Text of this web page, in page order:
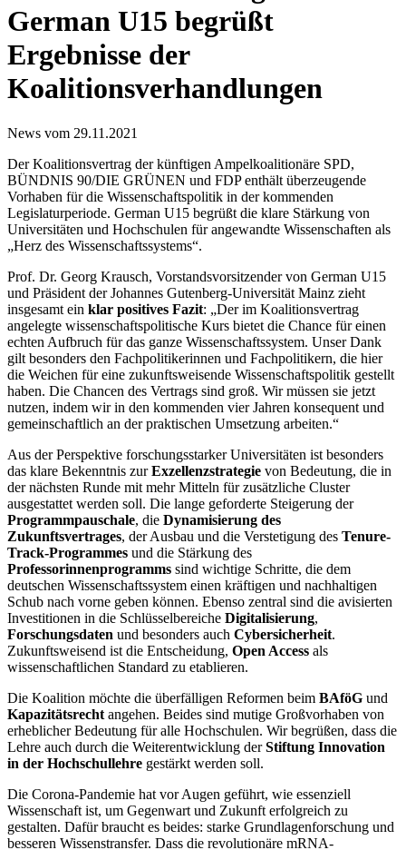
German U15 begrüßt
Ergebnisse der
Koalitionsverhandlungen
News vom 29.11.2021
Der Koalitionsvertrag der künftigen Ampelkoalitionäre SPD,
BÜNDNIS 90/DIE GRÜNEN und FDP enthält überzeugende
Vorhaben für die Wissenschaftspolitik in der kommenden
Legislaturperiode. German U15 begrüßt die klare Stärkung von
Universitäten und Hochschulen für angewandte Wissenschaften als
„Herz des Wissenschaftssystems“.
Prof. Dr. Georg Krausch, Vorstandsvorsitzender von German U15
und Präsident der Johannes Gutenberg-Universität Mainz zieht
insgesamt ein klar positives Fazit: „Der im Koalitionsvertrag
angelegte wissenschaftspolitische Kurs bietet die Chance für einen
echten Aufbruch für das ganze Wissenschaftssystem. Unser Dank
gilt besonders den Fachpolitikerinnen und Fachpolitikern, die hier
die Weichen für eine zukunftsweisende Wissenschaftspolitik gestellt
haben. Die Chancen des Vertrags sind groß. Wir müssen sie jetzt
nutzen, indem wir in den kommenden vier Jahren konsequent und
gemeinschaftlich an der praktischen Umsetzung arbeiten.“
Aus der Perspektive forschungsstarker Universitäten ist besonders
das klare Bekenntnis zurExzellenzstrategie von Bedeutung, die in
der nächsten Runde mit mehr Mitteln für zusätzliche Cluster
ausgestattet werden soll. Die lange geforderte Steigerung der
Programmpauschale, die Dynamisierung des
Zukunftsvertrages, der Ausbau und die Verstetigung des Tenure-
Track-Programmes und die Stärkung des
Professorinnenprogramms sind wichtige Schritte, die dem
deutschen Wissenschaftssystem einen kräftigen und nachhaltigen
Schub nach vorne geben können. Ebenso zentral sind die avisierten
Investitionen in die Schlüsselbereiche Digitalisierung,
Forschungsdaten und besonders auch Cybersicherheit.
Zukunftsweisend ist die Entscheidung, Open Access als
wissenschaftlichen Standard zu etablieren.
Die Koalition möchte die überfälligen Reformen beim BAföG und
Kapazitätsrecht angehen. Beides sind mutige Großvorhaben von
erheblicher Bedeutung für alle Hochschulen. Wir begrüßen, dass die
Lehre auch durch die Weiterentwicklung derStiftung Innovation
in der Hochschullehre gestärkt werden soll.
Die Corona-Pandemie hat vor Augen geführt, wie essenziell
Wissenschaft ist, um Gegenwart und Zukunft erfolgreich zu
gestalten. Dafür braucht es beides: starke Grundlagenforschung und
besseren Wissenstransfer. Dass die revolutionäre mRNA-